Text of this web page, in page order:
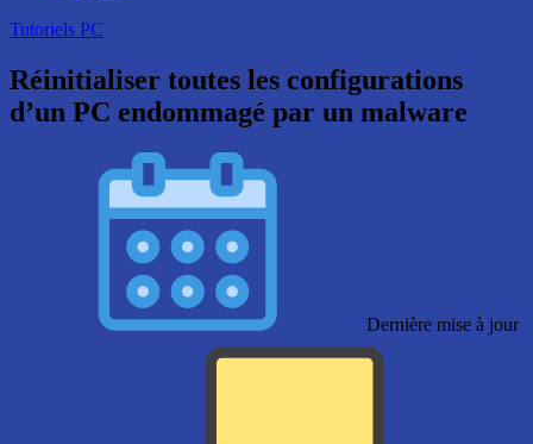
Tutoriels PC
Réinitialiser toutes les configurations
d’un PC endommagé par un malware
Dernière mise à jour